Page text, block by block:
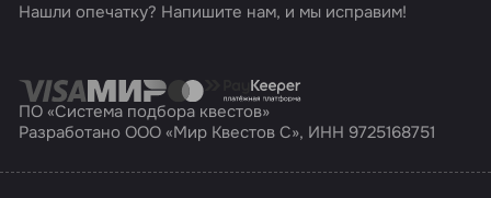
Нашли опечатку? Напишите нам, и мы исправим!
ПО «Система подбора квестов»
Разработано ООО «Мир Квестов С», ИНН 9725168751